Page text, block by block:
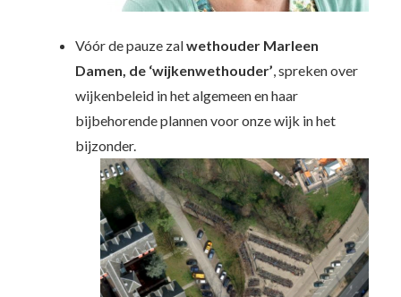
Vóór de pauze zalwethouder Marleen
Damen, de ‘wijkenwethouder’ , spreken over
wijkenbeleid in het algemeen en haar
bijbehorende plannen voor onze wijk in het
bijzonder.